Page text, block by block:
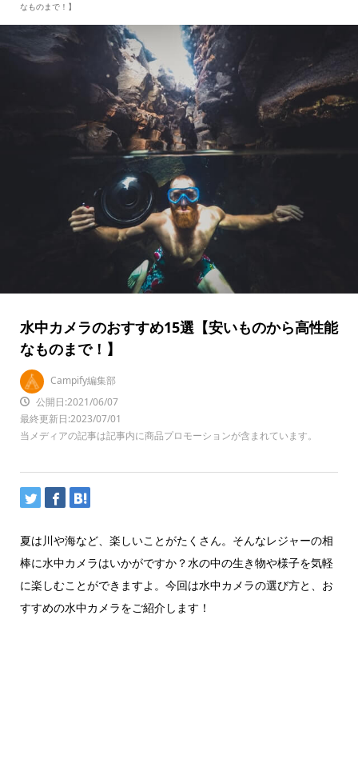
なものまで！】
水中カメラのおすすめ15選【安いものから高性能
なものまで！】
Campify編集部
公開日:2021/06/07
最終更新日:2023/07/01
当メディアの記事は記事内に商品プロモーションが含まれています。
夏は川や海など、楽しいことがたくさん。そんなレジャーの相
棒に水中カメラはいかがですか？水の中の生き物や様子を気軽
に楽しむことができますよ。今回は水中カメラの選び方と、お
すすめの水中カメラをご紹介します！